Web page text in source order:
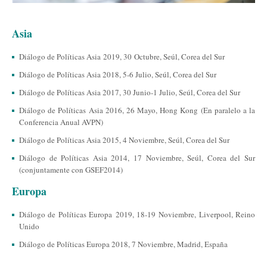
Asia
Diálogo de Políticas Asia 2019, 30 Octubre, Seúl, Corea del Sur
Diálogo de Políticas Asia 2018, 5-6 Julio, Seúl, Corea del Sur
Diálogo de Políticas Asia 2017, 30 Junio-1 Julio, Seúl, Corea del Sur
Diálogo de Políticas Asia 2016, 26 Mayo, Hong Kong (En paralelo a la
Conferencia Anual AVPN)
Diálogo de Políticas Asia 2015, 4 Noviembre, Seúl, Corea del Sur
Diálogo de Políticas Asia 2014, 17 Noviembre, Seúl, Corea del Sur
(conjuntamente con GSEF2014)
Europa
Diálogo de Políticas Europa 2019, 18-19 Noviembre, Liverpool, Reino
Unido
Diálogo de Políticas Europa 2018, 7 Noviembre, Madrid, España